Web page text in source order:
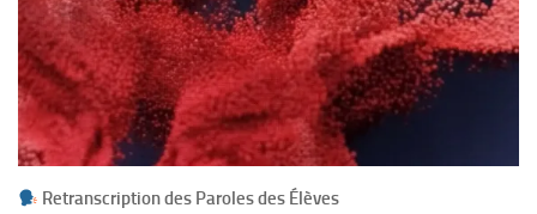
Retranscription des Paroles des Élèves